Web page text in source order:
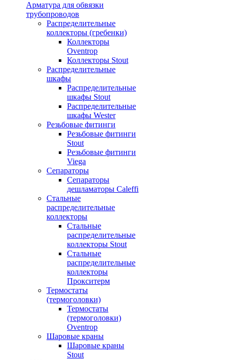
Арматура для обвязки
трубопроводов
Распределительные
коллекторы (гребенки)
Коллекторы
Oventrop
Коллекторы Stout
Распределительные
шкафы
Распределительные
шкафы Stout
Распределительные
шкафы Wester
Резьбовые фитинги
Резьбовые фитинги
Stout
Резьбовые фитинги
Viega
Сепараторы
Сепараторы
дешламаторы Caleffi
Стальные
распределительные
коллекторы
Стальные
распределительные
коллекторы Stout
Стальные
распределительные
коллекторы
Прокситерм
Термостаты
(термоголовки)
Термостаты
(термоголовки)
Oventrop
Шаровые краны
Шаровые краны
Stout